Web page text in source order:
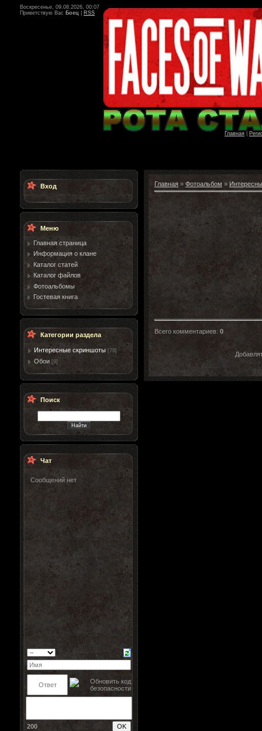
Воскресенье, 09.08.2026, 00:07
Приветствую Вас Боец RSS
Главная
Вход
Меню
Главная страница
Информация о клане
Каталог статей
Каталог файлов
Фотоальбомы
Гостевая книга
Категории раздела
Интересные скриншоты [78]
Обои [9]
Поиск
Чат
200
Главная » Фотоальбом »
Всего комментариев: 0